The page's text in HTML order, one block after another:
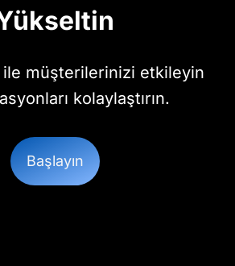
ile müşterilerinizi etkileyin
kolaylaştırın.
Başlayın